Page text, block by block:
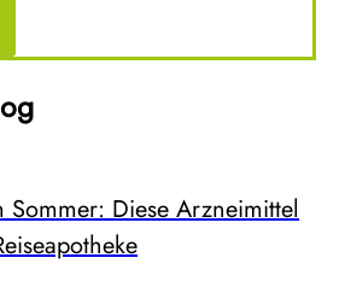
Diese Arzneimittel